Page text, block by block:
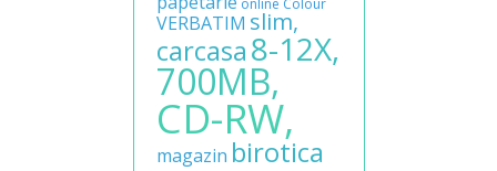
VERBATIM slim,
carcasa8-12X,
700MB,
CD-RW,
magazin birotica